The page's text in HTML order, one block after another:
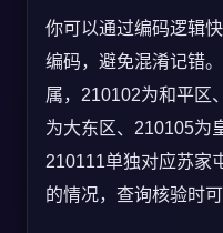
你可以通过编码逻辑
编码，避免混淆记错
属，210102为和平区
为大东区、210105为
210111单独对应苏家
的情况，查询核验时